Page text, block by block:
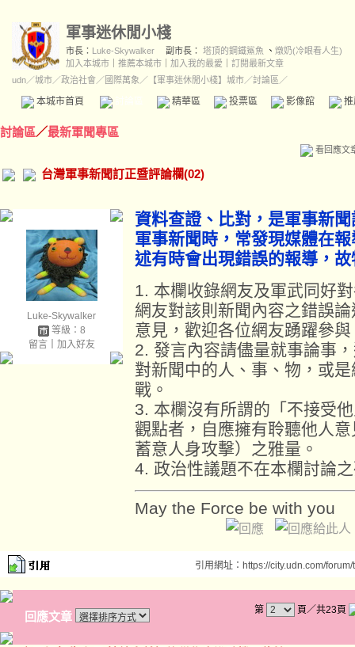
軍事迷休閒小棧
市長： Luke-Skywalker 副市長： 塔頂的鋼鐵鯊魚 、 燉奶(冷眼看人生)
加入本城市
推薦本城市 加入我的最愛
訂閱最新文章
udn／城市／政治社會 ／國際萬象 ／ 【軍事迷休閒小棧】城市／討論區／
本城市首頁 精華區 投票區 影像館
討論區／最新軍聞專區
看回應文
台灣軍事新聞訂正暨評論欄(02)
Luke-Skywalker
等級：8
留言｜ 加入好友
資料查證、比對，是軍事新
軍事新聞時，常發現媒體在
述有時會出現錯誤的報導，
1. 本欄收錄網友及軍武同好
網友對該則新聞內容之錯誤
意見，歡迎各位網友踴躍參與
2. 發言內容請儘量就事論事
對新聞中的人、事、物，或
戰。
3. 本欄沒有所謂的「不接受
觀點者，自應擁有聆聽他人
蓄意人身攻擊）之雅量。
4. 政治性議題不在本欄討論
May the Force be with you
引用網址：https://city.udn.com/
回應文章 第 頁／共23頁